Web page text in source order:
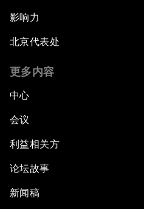
影响力
北京代表处
更多内容
中心
会议
利益相关方
论坛故事
新闻稿